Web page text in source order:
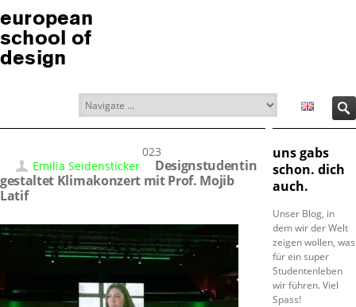
european
school of
design
06.06.2023
Emilia Seidensticker
Designstudentin
gestaltet Klimakonzert mit Prof. Mojib
Latif
uns gabs
schon. dich
auch.
Unser Blog, in
dem wir der Welt
zeigen wollen, was
für ein super
Studentenleben
wir führen. Viel
Spass!